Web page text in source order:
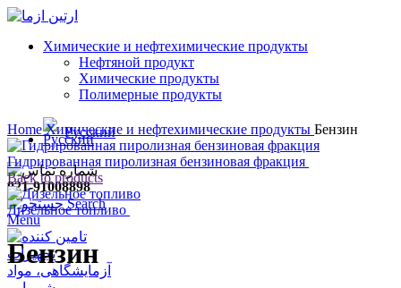
Химические и нефтехимические продукты
Нефтяной продукт
Химические продукты
Полимерные продукты
Русский
021-91008898
Search
Menu
HomeХимические и нефтехимические продукты Бензин
Гидрированная пиролизная бензиновая фракция
Back to products
Дизельное топливо
Бензин